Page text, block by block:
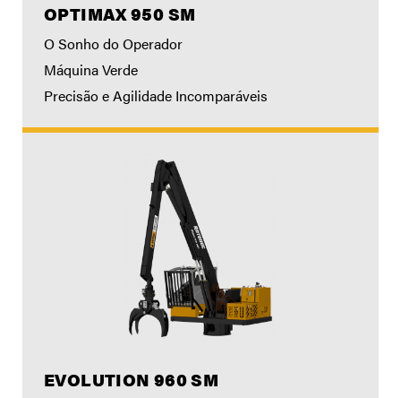
OPTIMAX 950 SM
O Sonho do Operador
Máquina Verde
Precisão e Agilidade Incomparáveis
EVOLUTION 960 SM